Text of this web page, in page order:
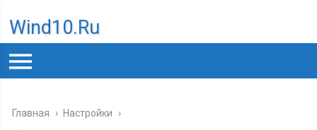
Wind10.ru
Главная › Настройки ›